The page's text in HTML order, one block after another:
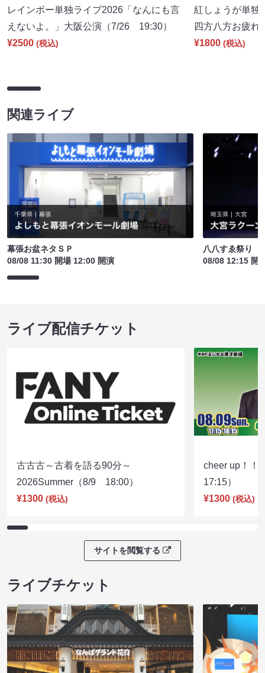
レインボー単独ライブ2026「なんにも言
えないよ。」大阪公演（7/26 19:30）
¥2500 (税込)
紅しょうが単独
四方八方お疲
¥1800 (税込)
関連ライブ
幕張お盆ネタＳＰ
08/08 11:30 開場 12:00 開演
八八すゑ祭り
08/08 12:15 開
ライブ配信チケット
古古古～古着を語る90分～
2026Summer（8/9 18:00）
¥1300 (税込)
cheer up！
17:15）
¥1300 (税込)
サイトを閲覧する
ライブチケット